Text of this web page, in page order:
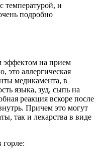
температурой, и
подробно
эффектом на прием
это аллергическая
медикамента, в
языка, зуд, сыпь на
реакция вскоре после
Причем это могут
так и лекарства в виде
горле: